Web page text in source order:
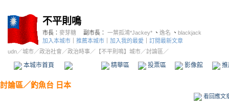
不平則鳴
市長： 麥芽糖 副市長： 一葉孤鴻*Jackey* 、 逸名 、 blackjack
加入本城市
推薦本城市 加入我的最愛
訂閱最新文章
udn／城市／政治社會 ／政治時事／ 【不平則鳴】城市／討論區／
本城市首頁 精華區 投票區 影像館
討論區／釣魚台 日本
看回應文